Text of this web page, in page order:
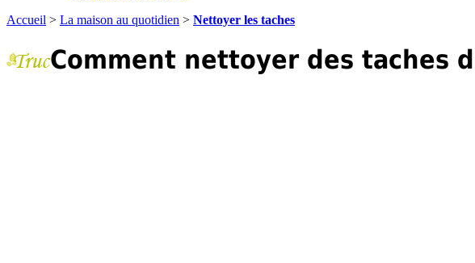
Accueil > La maison au quotidien > Nettoyer les taches
Comment nettoyer des taches